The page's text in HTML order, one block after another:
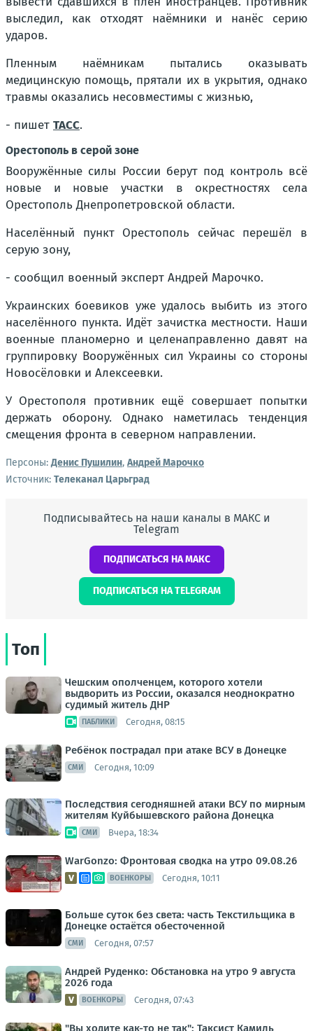
выследил, как отходят наёмники и нанёс серию
ударов.
Пленным наёмникам пытались оказывать
медицинскую помощь, прятали их в укрытия, однако
травмы оказались несовместимы с жизнью,
- пишет ТАСС.
Орестополь в серой зоне
Вооружённые силы России берут под контроль всё
новые и новые участки в окрестностях села
Орестополь Днепропетровской области.
Населённый пункт Орестополь сейчас перешёл в
серую зону,
- сообщил военный эксперт Андрей Марочко.
Украинских боевиков уже удалось выбить из этого
населённого пункта. Идёт зачистка местности. Наши
военные планомерно и целенаправленно давят на
группировку Вооружённых сил Украины со стороны
Новосёловки и Алексеевки.
У Орестополя противник ещё совершает попытки
держать оборону. Однако наметилась тенденция
смещения фронта в северном направлении.
Персоны: Денис Пушилин, Андрей Марочко
Источник: Телеканал Царьград
Подписывайтесь на наши каналы в МАКС и
Telegram
ПОДПИСАТЬСЯ НА МАКС
ПОДПИСАТЬСЯ НА TELEGRAM
Топ
Чешским ополченцем, которого хотели
выдворить из России, оказался неоднократно
судимый житель ДНР
ПАБЛИКИ Сегодня, 08:15
Ребёнок пострадал при атаке ВСУ в Донецке
СМИ Сегодня, 10:09
Последствия сегодняшней атаки ВСУ по мирным
жителям Куйбышевского района Донецка
СМИ Вчера, 18:34
WarGonzo: Фронтовая сводка на утро 09.08.26
ВОЕНКОРЫ Сегодня, 10:11
Больше суток без света: часть Текстильщика в
Донецке остаётся обесточенной
СМИ Сегодня, 07:57
Андрей Руденко: Обстановка на утро 9 августа
2026 года
ВОЕНКОРЫ Сегодня, 07:43
"Вы ходите как-то не так": Таксист Камиль